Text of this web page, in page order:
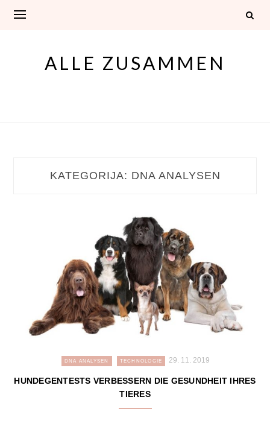
ALLE ZUSAMMEN
KATEGORIJA: DNA ANALYSEN
DNA ANALYSEN TECHNOLOGIE 29. 11. 2019
HUNDEGENTESTS VERBESSERN DIE GESUNDHEIT IHRES
TIERES